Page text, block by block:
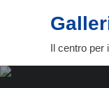
Il centro per